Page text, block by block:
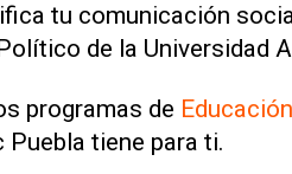
tu comunicación
de la Universidad
programas de
Puebla tiene para ti.